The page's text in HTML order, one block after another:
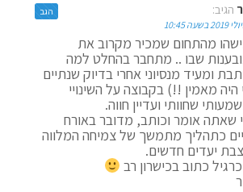
הגיב:
מהתחום שמכיר מקרוב את
שבו .. מתחבר בהחלט למה
ומעיד מנסיוני אחרי בדיוק שנתיים
היה מאמין !!) בקבוצה על השינויי
שחוותי ועדיין חווה.
שאתה אומר וכותב, מדובר באורח
כתהליך מתמשך של צמיחה המלווה
יעדים חדשים.
כתוב בכישרון רב
הגב